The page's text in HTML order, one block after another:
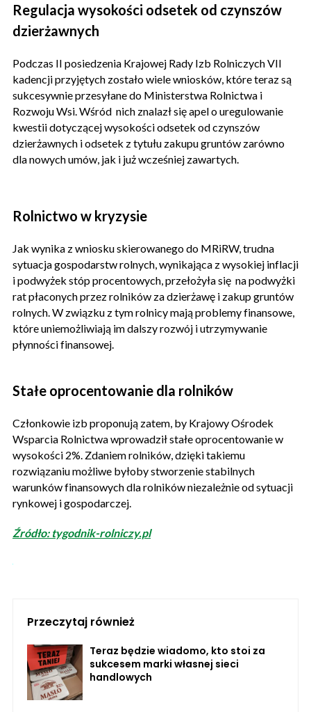
Regulacja wysokości odsetek od czynszów
dzierżawnych
Podczas II posiedzenia Krajowej Rady Izb Rolniczych VII
kadencji przyjętych zostało wiele wniosków, które teraz są
sukcesywnie przesyłane do Ministerstwa Rolnictwa i
Rozwoju Wsi. Wśród nich znalazł się apel o uregulowanie
kwestii dotyczącej wysokości odsetek od czynszów
dzierżawnych i odsetek z tytułu zakupu gruntów zarówno
dla nowych umów, jak i już wcześniej zawartych.
Rolnictwo w kryzysie
Jak wynika z wniosku skierowanego do MRiRW, trudna
sytuacja gospodarstw rolnych, wynikająca z wysokiej inflacji
i podwyżek stóp procentowych, przełożyła się na podwyżki
rat płaconych przez rolników za dzierżawę i zakup gruntów
rolnych. W związku z tym rolnicy mają problemy finansowe,
które uniemożliwiają im dalszy rozwój i utrzymywanie
płynności finansowej.
Stałe oprocentowanie dla rolników
Członkowie izb proponują zatem, by Krajowy Ośrodek
Wsparcia Rolnictwa wprowadził stałe oprocentowanie w
wysokości 2%. Zdaniem rolników, dzięki takiemu
rozwiązaniu możliwe byłoby stworzenie stabilnych
warunków finansowych dla rolników niezależnie od sytuacji
rynkowej i gospodarczej.
Źródło: tygodnik-rolniczy.pl
Przeczytaj również
Teraz będzie wiadomo, kto stoi za
sukcesem marki własnej sieci
handlowych